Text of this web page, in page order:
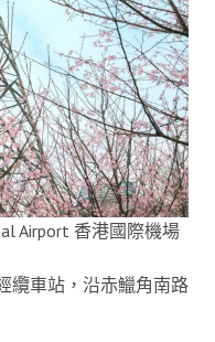
Airport 香港國際機場
纜車站，沿赤鱲角南路